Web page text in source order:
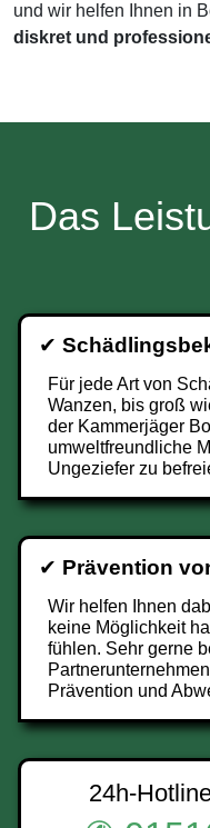
und wir helfen Ihnen in
diskret und
Das
✔
Für jede Art von
Wanzen, bis groß
der Kammerjäger
umweltfreundliche
Ungeziefer zu
✔ Prävention
Wir helfen Ihnen
keine Möglichkeit
fühlen. Sehr gerne
Prävention und
24h-